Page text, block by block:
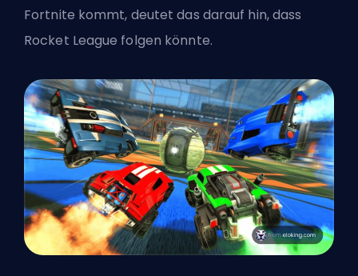
Fortnite kommt, deutet das darauf hin, dass
Rocket League folgen könnte.